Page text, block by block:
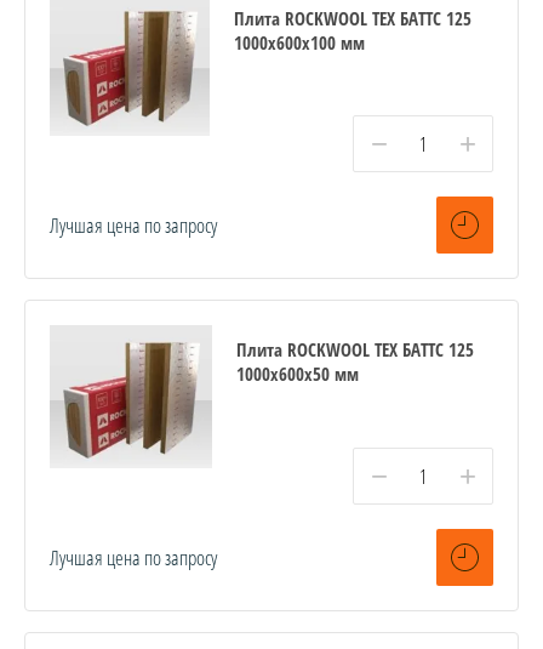
Плита ROCKWOOL ТЕХ БАТТС 125
1000x600x100 мм
− +
Лучшая цена по запросу
Плита ROCKWOOL ТЕХ БАТТС 125
1000x600x50 мм
− +
Лучшая цена по запросу